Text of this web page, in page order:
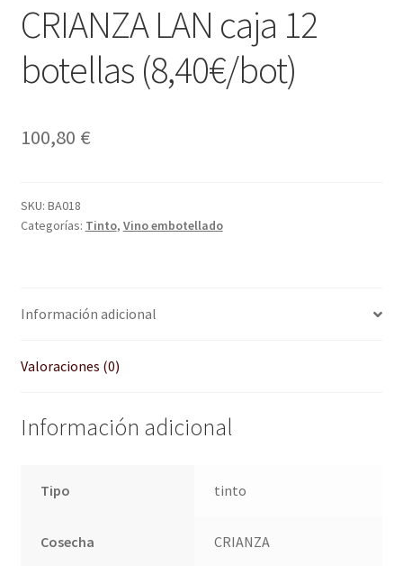
CRIANZA LAN caja 12
botellas (8,40€/bot)
100,80 €
SKU: BA018
Categorías: Tinto, Vino embotellado
Información adicional
Valoraciones (0)
Información adicional
Tipo tinto
Cosecha CRIANZA